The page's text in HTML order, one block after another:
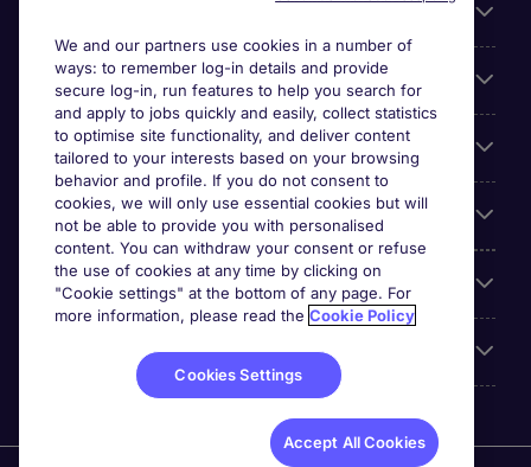
For employers
Looking for a job in
About us
Reviews
Accreditations
We and our partners use cookies in a number of
ways: to remember log-in details and provide
secure log-in, run features to help you search for
and apply to jobs quickly and easily, collect statistics
to optimise site functionality, and deliver content
tailored to your interests based on your browsing
behavior and profile. If you do not consent to
cookies, we will only use essential cookies but will
not be able to provide you with personalised
content. You can withdraw your consent or refuse
the use of cookies at any time by clicking on
"Cookie settings" at the bottom of any page. For
more information, please read the Cookie Policy
Cookies Settings
Accept All Cookies